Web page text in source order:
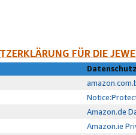
FÜR DIE
Amazon.de
Amazon.ie